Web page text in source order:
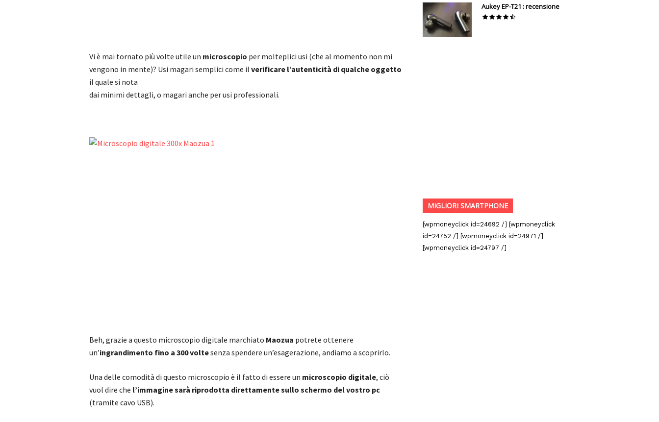
Vi è mai tornato più volte utile un microscopio per molteplici usi (che al momento non mi
vengono in mente)? Usi magari semplici come il verificare l’autenticità di qualche oggetto
il quale si nota
dai minimi dettagli, o magari anche per usi professionali.
Beh, grazie a questo microscopio digitale marchiato Maozua potrete ottenere
un’ingrandimento fino a 300 voltesenza spendere un’esagerazione, andiamo a scoprirlo.
Una delle comodità di questo microscopio è il fatto di essere un microscopio digitale, ciò
vuol dire che l’immagine sarà riprodotta direttamente sullo schermo del vostro pc
(tramite cavo USB).
Aukey EP-T21 : recensione
MIGLIORI SMARTPHONE
[wpmoneyclick id=24692 /] [wpmoneyclick
id=24752 /] [wpmoneyclick id=24971 /]
[wpmoneyclick id=24797 /]